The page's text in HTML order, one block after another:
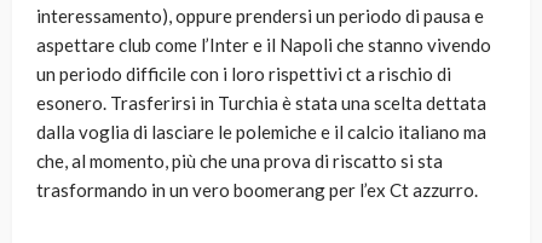
interessamento), oppure prendersi un periodo di pausa e
aspettare club come l’Inter e il Napoli che stanno vivendo
un periodo difficile con i loro rispettivi ct a rischio di
esonero. Trasferirsi in Turchia è stata una scelta dettata
dalla voglia di lasciare le polemiche e il calcio italiano ma
che, al momento, più che una prova di riscatto si sta
trasformando in un vero boomerang per l’ex Ct azzurro.